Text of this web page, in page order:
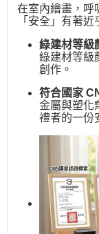
在室內繪畫，呼
「安全」有著近
綠建材等級
綠建材等級
創作。
符合國家
金屬與塑化
禮者的一份